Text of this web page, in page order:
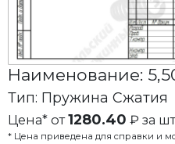
Наименование:
Тип: Пружина Сжатия
Цена* от1280.40 ₽ за
* Цена приведена для справки и